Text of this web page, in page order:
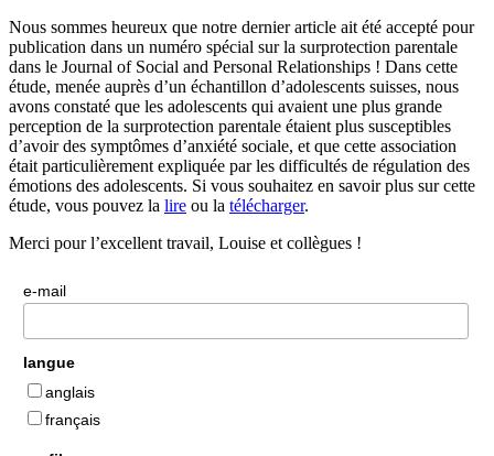
Nous sommes heureux que notre dernier article ait été accepté pour
publication dans un numéro spécial sur la surprotection parentale
dans le Journal of Social and Personal Relationships ! Dans cette
étude, menée auprès d’un échantillon d’adolescents suisses, nous
avons constaté que les adolescents qui avaient une plus grande
perception de la surprotection parentale étaient plus susceptibles
d’avoir des symptômes d’anxiété sociale, et que cette association
était particulièrement expliquée par les difficultés de régulation des
émotions des adolescents. Si vous souhaitez en savoir plus sur cette
étude, vous pouvez la lire ou la télécharger.
Merci pour l’excellent travail, Louise et collègues !
e-mail
langue
anglais
français